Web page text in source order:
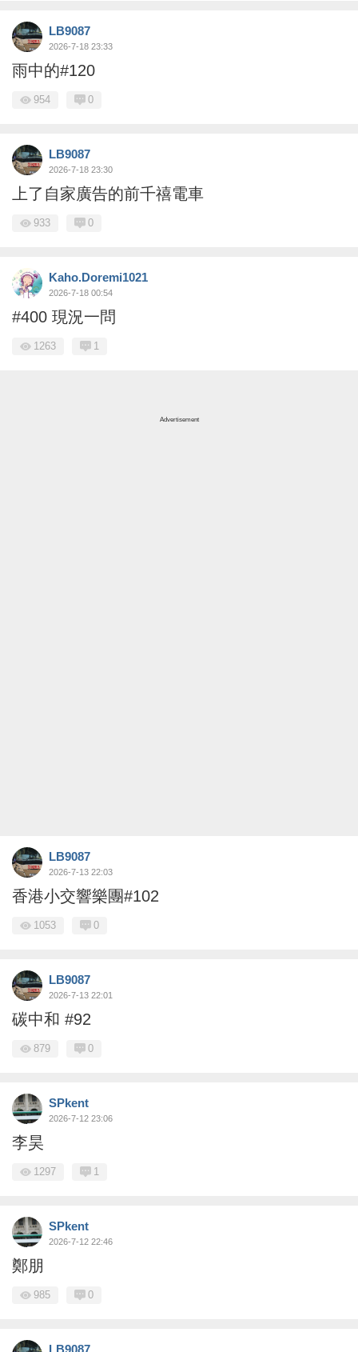
LB9087
2026-7-18 23:33
雨中的#120
954 0
LB9087
2026-7-18 23:30
上了自家廣告的前千禧電車
933 0
Kaho.Doremi1021
2026-7-18 00:54
#400 現況一問
1263 1
Advertisement
LB9087
2026-7-13 22:03
香港小交響樂團#102
1053 0
LB9087
2026-7-13 22:01
碳中和 #92
879 0
SPkent
2026-7-12 23:06
李昊
1297 1
SPkent
2026-7-12 22:46
鄭朋
985 0
LB9087